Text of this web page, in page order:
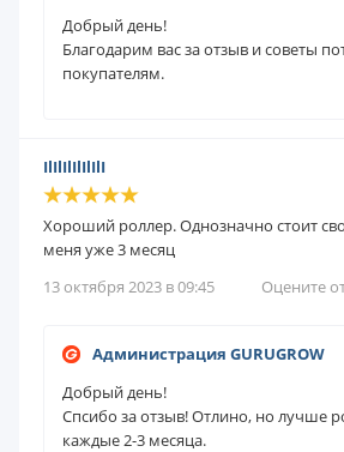
Добрый день!
Благодарим вас за отзыв и советы
покупателям.
IlIlIlIlIlIlI
Хороший роллер. Однозначно стоит
меня уже 3 месяц
13 октября 2023 в 09:45
Оцените
Администрация GURUGROW
Добрый день!
Спсибо за отзыв! Отлино, но лучше
каждые 2-3 месяца.